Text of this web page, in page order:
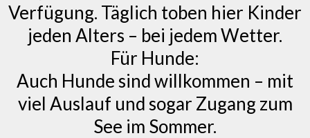
Verfügung. Täglich toben hier Kinder
jeden Alters – bei jedem Wetter.
Für Hunde:
Auch Hunde sind willkommen – mit
viel Auslauf und sogar Zugang zum
See im Sommer.